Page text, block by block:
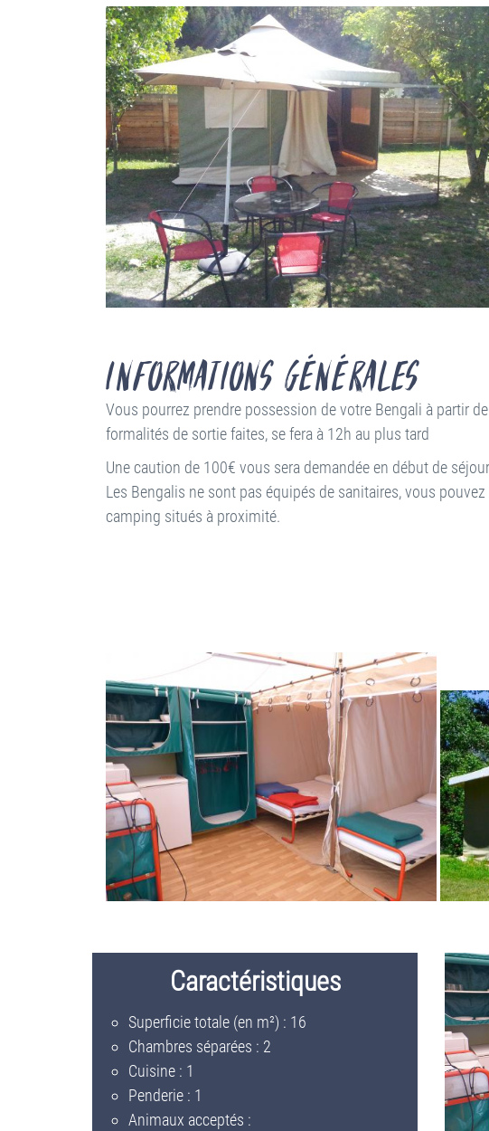
Informations générales
Vous pourrez prendre possession de votre Bengali à partir
formalités de sortie faites, se fera à 12h au plus tard
Une caution de 100€ vous sera demandée en début de
Les Bengalis ne sont pas équipés de sanitaires, vous
camping situés à proximité.
Caractéristiques
Superficie totale (en m²) : 16
Chambres séparées : 2
Cuisine : 1
Penderie : 1
Animaux acceptés :